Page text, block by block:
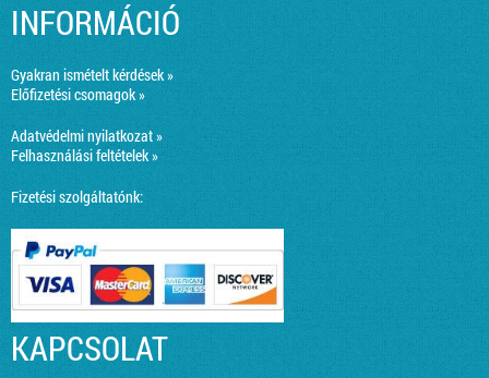
INFORMÁCIÓ
Gyakran ismételt kérdések »
Előfizetési csomagok »
Adatvédelmi nyilatkozat »
Felhasználási feltételek »
Fizetési szolgáltatónk:
KAPCSOLAT